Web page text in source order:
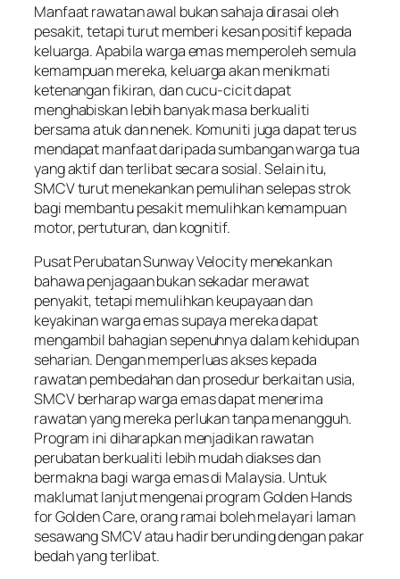
Manfaat rawatan awal bukan sahaja dirasai oleh
pesakit, tetapi turut memberi kesan positif kepada
keluarga. Apabila warga emas memperoleh semula
kemampuan mereka, keluarga akan menikmati
ketenangan fikiran, dan cucu-cicit dapat
menghabiskan lebih banyak masa berkualiti
bersama atuk dan nenek. Komuniti juga dapat terus
mendapat manfaat daripada sumbangan warga tua
yang aktif dan terlibat secara sosial. Selain itu,
SMCV turut menekankan pemulihan selepas strok
bagi membantu pesakit memulihkan kemampuan
motor, pertuturan, dan kognitif.
Pusat Perubatan Sunway Velocity menekankan
bahawa penjagaan bukan sekadar merawat
penyakit, tetapi memulihkan keupayaan dan
keyakinan warga emas supaya mereka dapat
mengambil bahagian sepenuhnya dalam kehidupan
seharian. Dengan memperluas akses kepada
rawatan pembedahan dan prosedur berkaitan usia,
SMCV berharap warga emas dapat menerima
rawatan yang mereka perlukan tanpa menangguh.
Program ini diharapkan menjadikan rawatan
perubatan berkualiti lebih mudah diakses dan
bermakna bagi warga emas di Malaysia. Untuk
maklumat lanjut mengenai program Golden Hands
for Golden Care, orang ramai boleh melayari laman
sesawang SMCV atau hadir berunding dengan pakar
bedah yang terlibat.